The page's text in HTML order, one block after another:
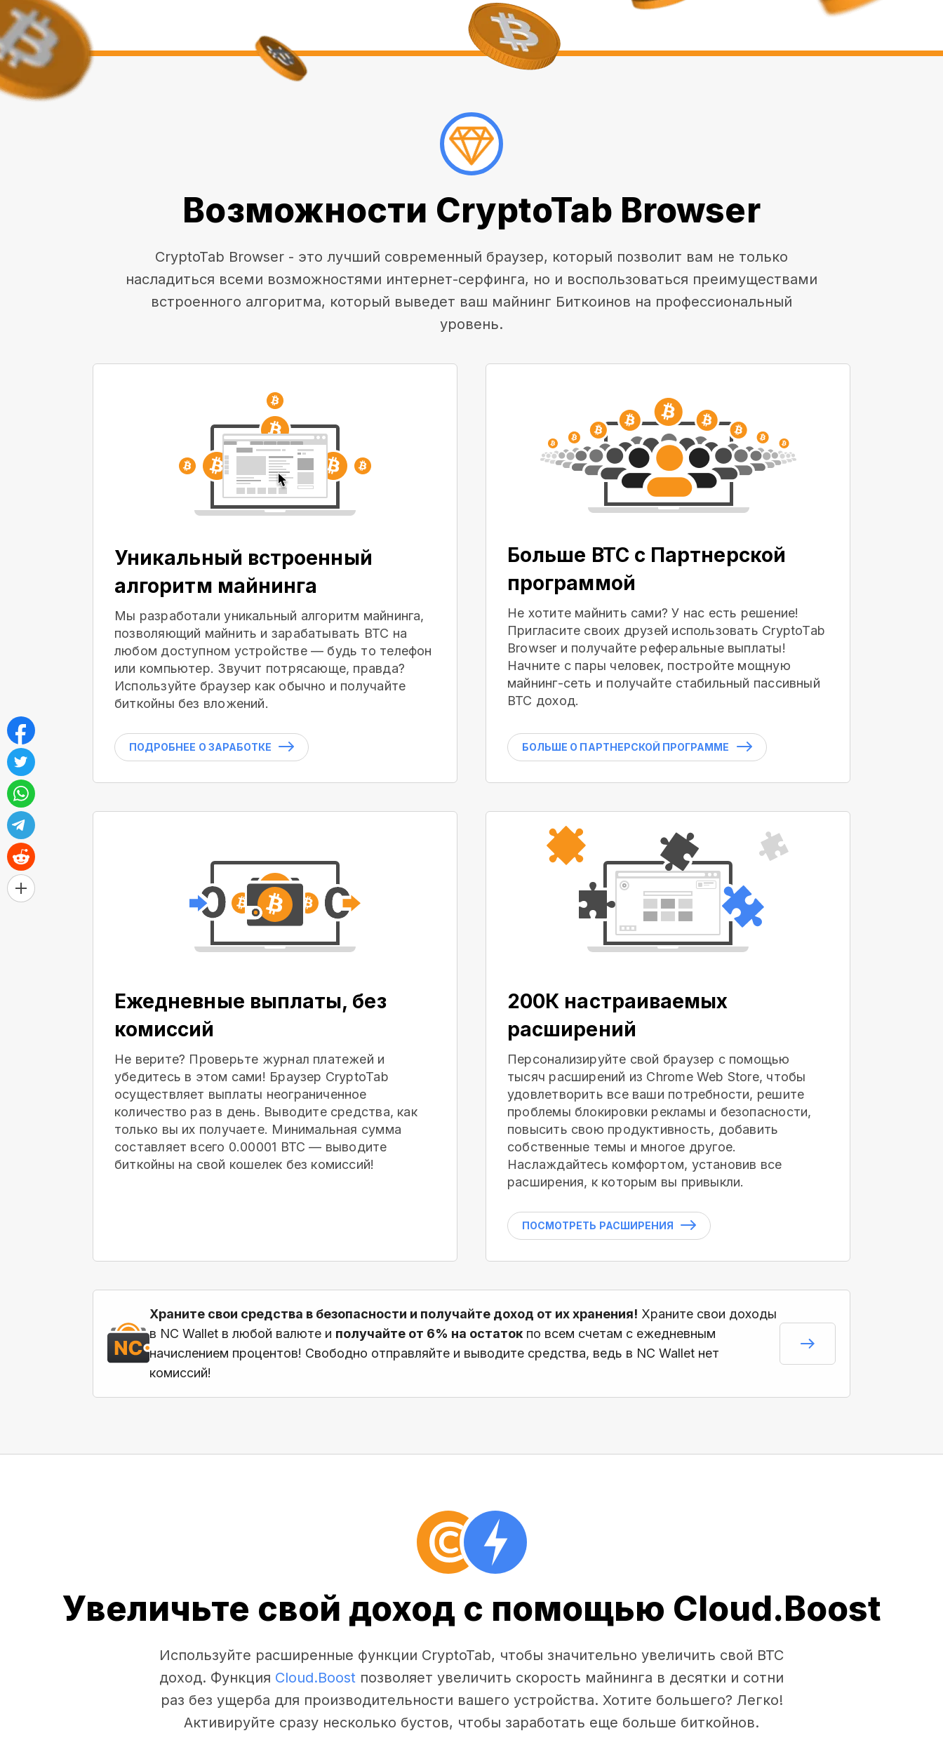
Возможности CryptoTab Browser
CryptoTab Browser - это лучший современный браузер, который позволит вам не только
насладиться всеми возможностями интернет-серфинга, но и воспользоваться преимуществами
встроенного алгоритма, который выведет ваш майнинг Биткоинов на профессиональный
уровень.
Уникальный встроенный
алгоритм майнинга
Мы разработали уникальный алгоритм майнинга,
позволяющий майнить и зарабатывать BTC на
любом доступном устройстве — будь то телефон
или компьютер. Звучит потрясающе, правда?
Используйте браузер как обычно и получайте
биткойны без вложений.
ПОДРОБНЕЕ О ЗАРАБОТКЕ
Больше BTC с Партнерской
программой
Не хотите майнить сами? У нас есть решение!
Пригласите своих друзей использовать CryptoTab
Browser и получайте реферальные выплаты!
Начните с пары человек, постройте мощную
майнинг-сеть и получайте стабильный пассивный
BTC доход.
БОЛЬШЕ О ПАРТНЕРСКОЙ ПРОГРАММЕ
Ежедневные выплаты, без
комиссий
Не верите? Проверьте журнал платежей и
убедитесь в этом сами! Браузер CryptoTab
осуществляет выплаты неограниченное
количество раз в день. Выводите средства, как
только вы их получаете. Минимальная сумма
составляет всего 0.00001 BTC — выводите
биткойны на свой кошелек без комиссий!
200К настраиваемых
расширений
Персонализируйте свой браузер с помощью
тысяч расширений из Chrome Web Store, чтобы
удовлетворить все ваши потребности, решите
проблемы блокировки рекламы и безопасности,
повысить свою продуктивность, добавить
собственные темы и многое другое.
Наслаждайтесь комфортом, установив все
расширения, к которым вы привыкли.
ПОСМОТРЕТЬ РАСШИРЕНИЯ
Храните свои средства в безопасности и получайте доход от их хранения! Храните свои доходы
в NC Wallet в любой валюте и получайте от 6% на остаток по всем счетам с ежедневным
начислением процентов! Свободно отправляйте и выводите средства, ведь в NC Wallet нет
комиссий!
Увеличьте свой доход с помощью Cloud.Boost
Используйте расширенные функции CryptoTab, чтобы значительно увеличить свой BTC
доход. Функция Cloud.Boost позволяет увеличить скорость майнинга в десятки и сотни
раз без ущерба для производительности вашего устройства. Хотите большего? Легко!
Активируйте сразу несколько бустов, чтобы заработать еще больше биткойнов.